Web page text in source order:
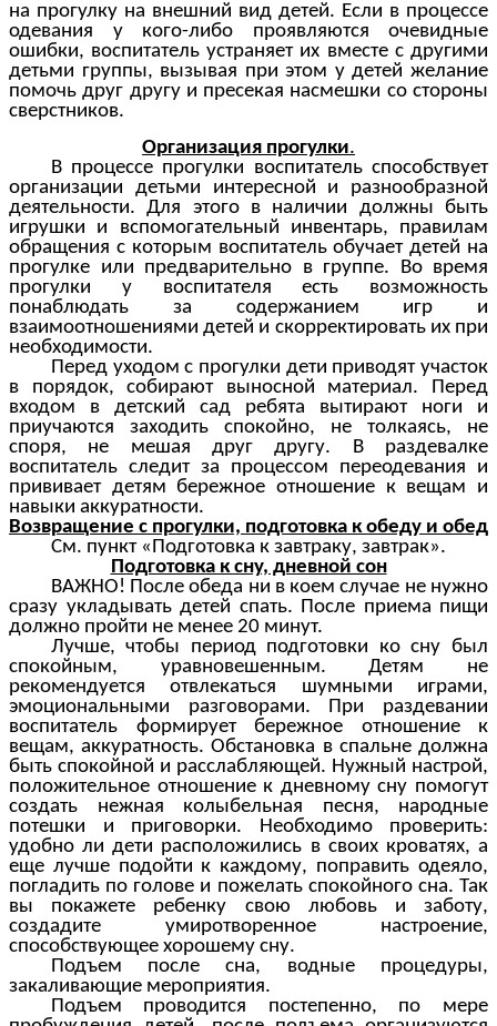
на прогулку на внешний вид детей. Если в процессе
одевания у кого-либо проявляются очевидные
ошибки, воспитатель устраняет их вместе с другими
детьми группы, вызывая при этом у детей желание
помочь друг другу и пресекая насмешки со стороны
сверстников.
Организация прогулки.
В процессе прогулки воспитатель способствует
организации детьми интересной и разнообразной
деятельности. Для этого в наличии должны быть
игрушки и вспомогательный инвентарь, правилам
обращения с которым воспитатель обучает детей на
прогулке или предварительно в группе. Во время
прогулки у воспитателя есть возможность
понаблюдать за содержанием игр и
взаимоотношениями детей и скорректировать их при
необходимости.
Перед уходом с прогулки дети приводят участок
в порядок, собирают выносной материал. Перед
входом в детский сад ребята вытирают ноги и
приучаются заходить спокойно, не толкаясь, не
споря, не мешая друг другу. В раздевалке
воспитатель следит за процессом переодевания и
прививает детям бережное отношение к вещам и
навыки аккуратности.
Возвращение с прогулки, подготовка к обеду и обед
См. пункт «Подготовка к завтраку, завтрак».
Подготовка к сну, дневной сон
ВАЖНО! После обеда ни в коем случае не нужно
сразу укладывать детей спать. После приема пищи
должно пройти не менее 20 минут.
Лучше, чтобы период подготовки ко сну был
спокойным, уравновешенным. Детям не
рекомендуется отвлекаться шумными играми,
эмоциональными разговорами. При раздевании
воспитатель формирует бережное отношение к
вещам, аккуратность. Обстановка в спальне должна
быть спокойной и расслабляющей. Нужный настрой,
положительное отношение к дневному сну помогут
создать нежная колыбельная песня, народные
потешки и приговорки. Необходимо проверить:
удобно ли дети расположились в своих кроватях, а
еще лучше подойти к каждому, поправить одеяло,
погладить по голове и пожелать спокойного сна. Так
вы покажете ребенку свою любовь и заботу,
создадите умиротворенное настроение,
способствующее хорошему сну.
Подъем после сна, водные процедуры,
закаливающие мероприятия.
Подъем проводится постепенно, по мере